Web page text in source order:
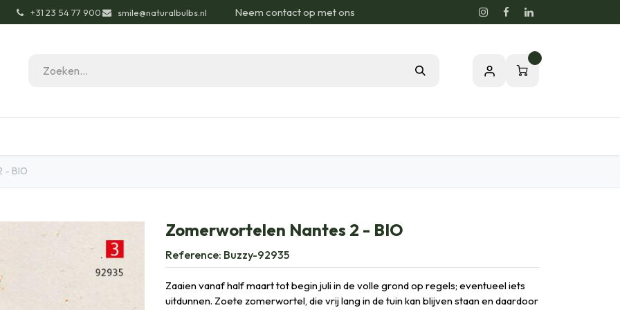
͏+31 23 54 77 900 smile@naturalbulbs.nl Neem contact op met ons
- BIO
Zomerwortelen Nantes 2 - BIO
Reference: Buzzy-92935
Zaaien vanaf half maart tot begin juli in de volle grond op regels; eventueel iets
uitdunnen. Zoete zomerwortel, die vrij lang in de tuin kan blijven staan en daardoor